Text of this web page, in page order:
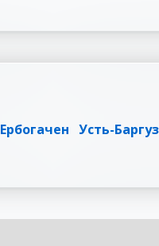
Ербогачен Усть-